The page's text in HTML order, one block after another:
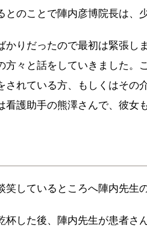
のことで陣内彦博院長は、
かりだったので最初は緊張し
方々と話をしていきました。
されている方、もしくはその
看護助手の熊澤さんで、彼女
しているところへ陣内先生
杯した後、陣内先生が患者さ